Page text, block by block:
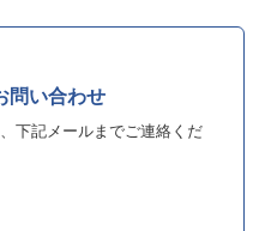
問い合わせ
下記メールまでご連絡くだ